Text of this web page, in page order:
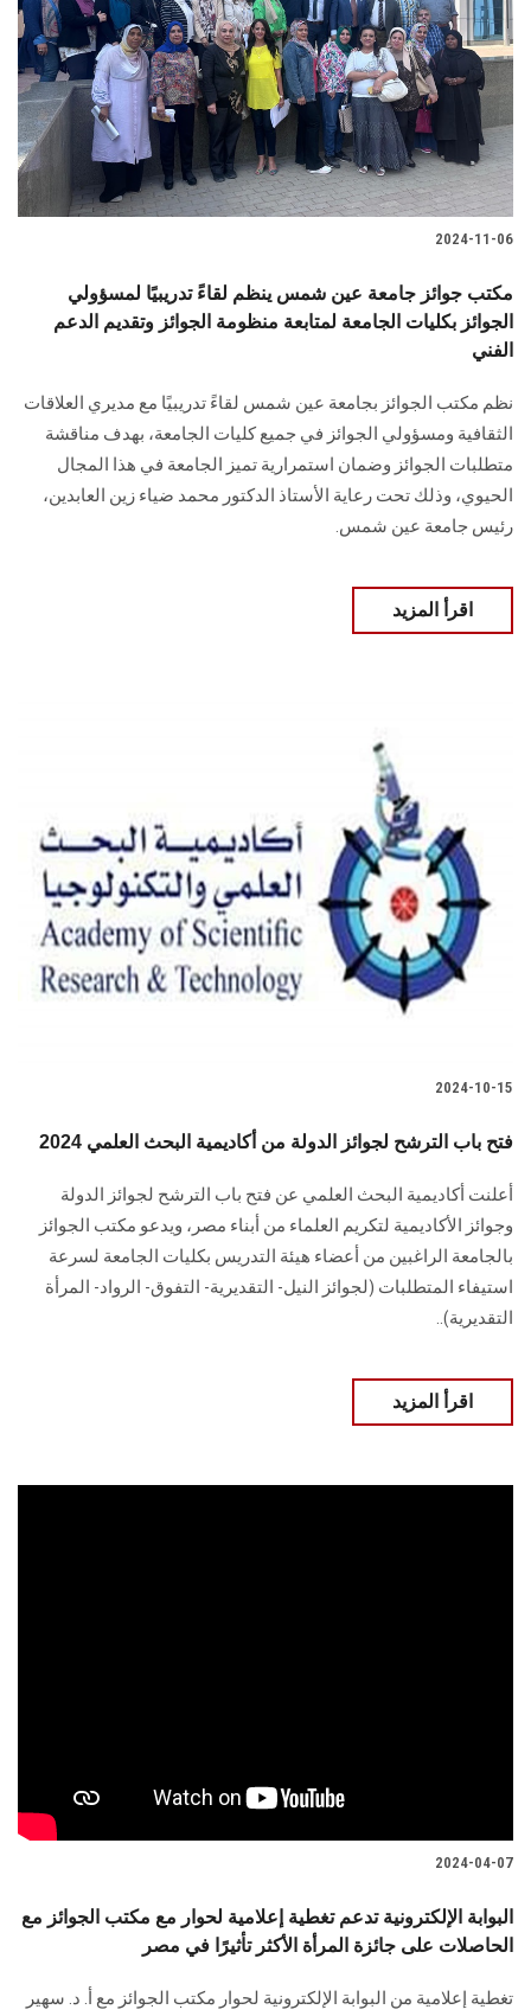
2024-11-06
مكتب جوائز جامعة عين شمس ينظم لقاءً تدريبيًا لمسؤولي
الجوائز بكليات الجامعة لمتابعة منظومة الجوائز وتقديم الدعم
الفني
نظم مكتب الجوائز بجامعة عين شمس لقاءً تدريبيًا مع مديري العلاقات
الثقافية ومسؤولي الجوائز في جميع كليات الجامعة، بهدف مناقشة
متطلبات الجوائز وضمان استمرارية تميز الجامعة في هذا المجال
الحيوي، وذلك تحت رعاية الأستاذ الدكتور محمد ضياء زين العابدين،
رئيس جامعة عين شمس.
اقرأ المزيد
2024-10-15
فتح باب الترشح لجوائز الدولة من أكاديمية البحث العلمي 2024
أعلنت أكاديمية البحث العلمي عن فتح باب الترشح لجوائز الدولة
وجوائز الأكاديمية ‏لتكريم العلماء من أبناء مصر، ويدعو مكتب الجوائز
بالجامعة الراغبين من أعضاء هيئة التدريس بكليات الجامعة لسرعة
‏استيفاء المتطلبات (لجوائز النيل- التقديرية- التفوق- الرواد- المرأة
التقديرية)..
اقرأ المزيد
2024-04-07
البوابة الإلكترونية تدعم تغطية إعلامية لحوار مع مكتب الجوائز مع
الحاصلات على جائزة المرأة الأكثر تأثيرًا في مصر
تغطية إعلامية من البوابة الإلكترونية لحوار مكتب الجوائز مع أ. د. سهير